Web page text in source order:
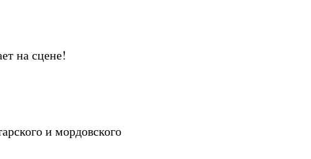
на сцене!
и мордовского